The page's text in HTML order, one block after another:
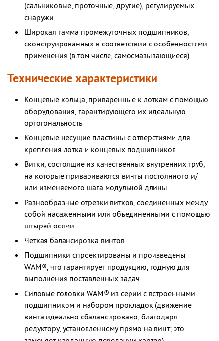
(сальниковые, проточные, другие), регулируемых
снаружи
Широкая гамма промежуточных подшипников,
сконструированных в соответствии с особенностями
применения (в том числе, самосмазывающиеся)
Технические характеристики
Концевые кольца, приваренные к лоткам с помощью
оборудования, гарантирующего их идеальную
ортогональность
Концевые несущие пластины с отверстиями для
крепления лотка и концевых подшипников
Витки, состоящие из качественных внутренних труб,
на которые привариваются винты постоянного и/
или изменяемого шага модульной длины
Разнообразные отрезки витков, соединенных между
собой насаженными или объединенными с помощью
штырей осями
Четкая балансировка винтов
Подшипники спроектированы и произведены
WAM®, что гарантирует продукцию, годную для
выполнения поставленных задач
Силовые головки WAM® из серии с встроенными
подшипником и набором прокладок (движение
винта идеально сбалансировано, благодаря
редуктору, установленному прямо на винт; это